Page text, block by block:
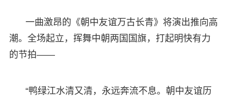
一曲激昂的《朝中友谊万古长青》将演出推向高
潮。全场起立，挥舞中朝两国国旗，打起明快有力
的节拍——
“鸭绿江水清又清，永远奔流不息。朝中友谊历